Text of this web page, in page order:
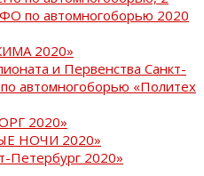
по автомногоборью 2020
2020»
и Первенства Санкт-
автомногоборью «Политех
2020»
НОЧИ 2020»
Петербург 2020»